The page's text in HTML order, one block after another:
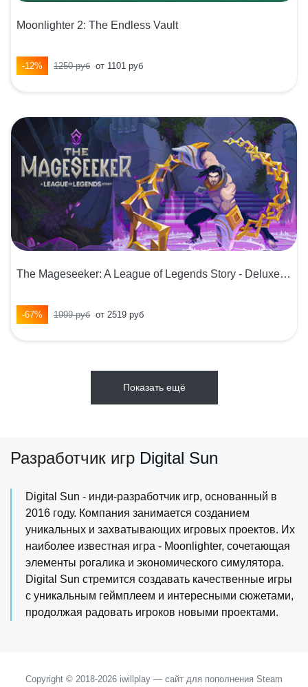
Moonlighter 2: The Endless Vault
-12% 1250 руб от 1101 руб
The Mageseeker: A League of Legends Story - Deluxe Edition
-67% 1999 руб от 2519 руб
Показать ещё
Разработчик игр Digital Sun
Digital Sun - инди-разработчик игр, основанный в
2016 году. Компания занимается созданием
уникальных и захватывающих игровых проектов. Их
наиболее известная игра - Moonlighter, сочетающая
элементы рогалика и экономического симулятора.
Digital Sun стремится создавать качественные игры
с уникальным геймплеем и интересными сюжетами,
продолжая радовать игроков новыми проектами.
Copyright © 2018-2026 iwillplay — сайт для пополнения Steam